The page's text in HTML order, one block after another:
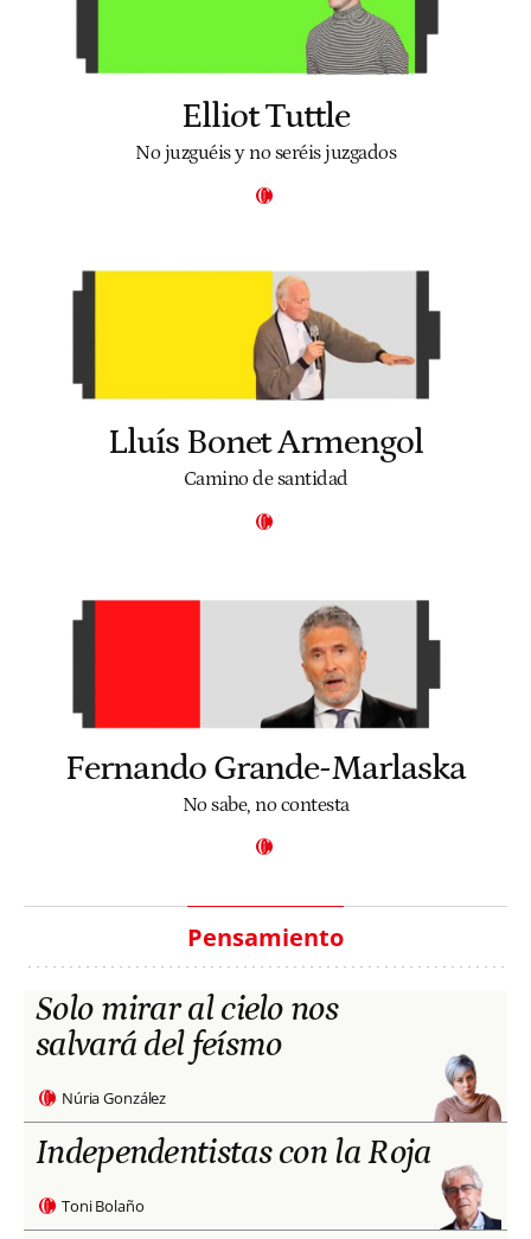
Elliot Tuttle
No juzguéis y no seréis juzgados
Lluís Bonet Armengol
Camino de santidad
Fernando Grande-Marlaska
No sabe, no contesta
Pensamiento
Solo mirar al cielo nos
salvará del feísmo
Núria González
Independentistas con la Roja
Toni Bolaño